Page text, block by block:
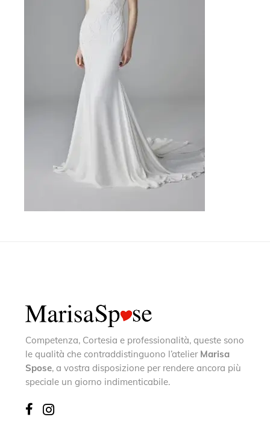
Competenza, Cortesia e professionalità, queste sono
le qualità che contraddistinguono l’atelier Marisa
Spose, a vostra disposizione per rendere ancora più
speciale un giorno indimenticabile.